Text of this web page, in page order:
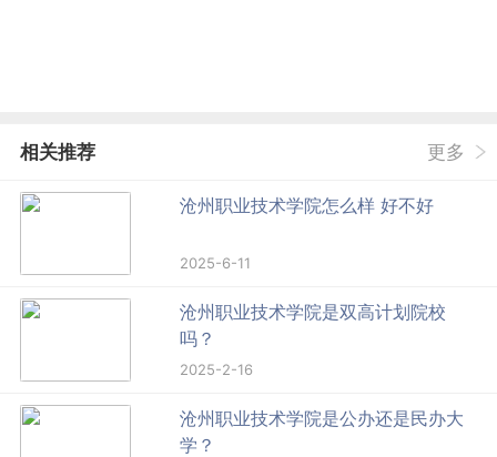
相关推荐 更多
沧州职业技术学院怎么样 好不好
2025-6-11
沧州职业技术学院是双高计划院校
吗？
2025-2-16
沧州职业技术学院是公办还是民办大
学？